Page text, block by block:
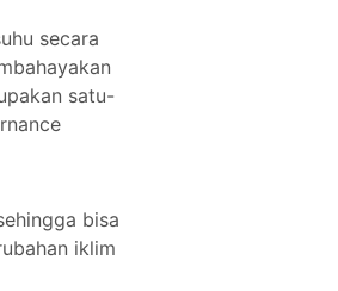
secara
satu-
bisa
iklim